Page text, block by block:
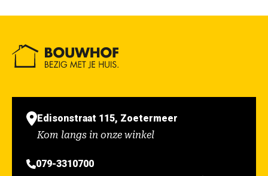
Edisonstraat 115, Zoetermeer
Kom langs in onze winkel
079-3310700